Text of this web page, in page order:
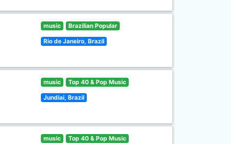
music Brazilian Popular
Rio de Janeiro, Brazil
music Top 40 & Pop Music
Jundiai, Brazil
music Top 40 & Pop Music